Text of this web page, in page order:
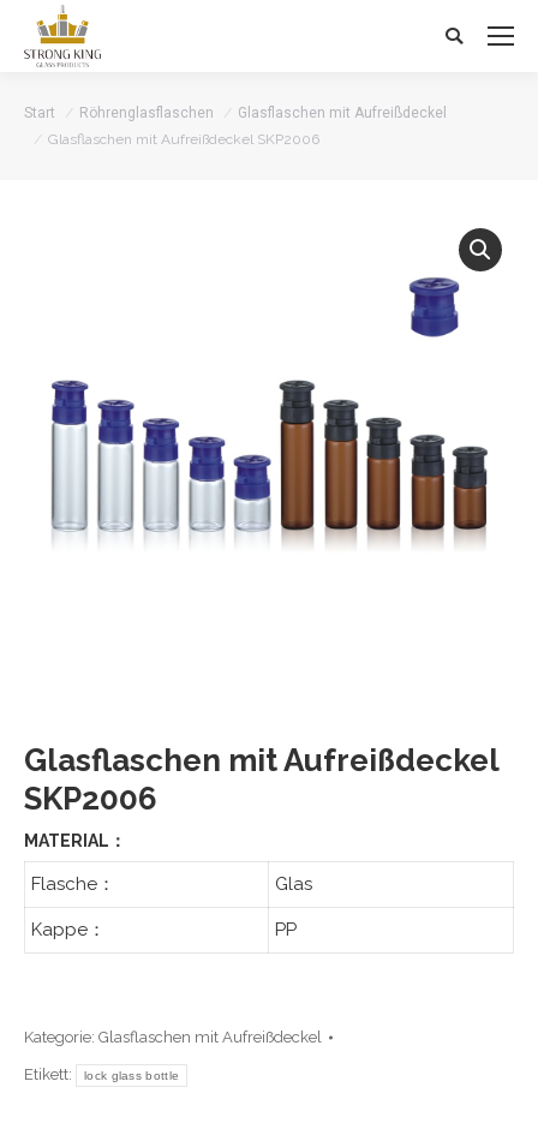
Search:
Start Röhrenglasflaschen
Glasflaschen mit Aufreißdeckel
Glasflaschen mit Aufreißdeckel SKP2006
Glasflaschen mit Aufreißdeckel
SKP2006
MATERIAL：
Flasche： Glas
Kappe： PP
Kategorie: Glasflaschen mit Aufreißdeckel
Etikett: lock glass bottle